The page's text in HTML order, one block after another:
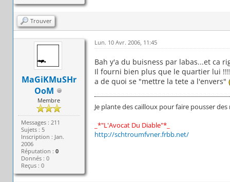
Trouver
MaGiKMuSHr
OoM
Membre
Messages : 211
Sujets : 5
Inscription : Jan.
2006
Réputation :0
Donnés : 0
Reçus : 0
Lun. 10 Avr. 2006, 11:45
Bah y'a du buisness par labas...et ca
Il fourni bien plus que le quartier lui
a de quoi se "mettre la tete a l'envers"
Je plante des cailloux pour faire pousser
_*"L'Avocat Du Diable"*_
http://schtroumfvner.frbb.net/